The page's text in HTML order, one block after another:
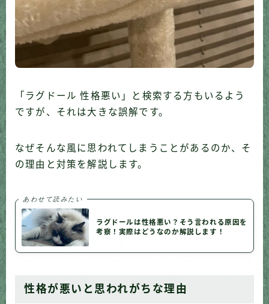
「ラグドール 性格悪い」と検索する方もいるよう
ですが、それは大きな誤解です。
なぜそんな風に思われてしまうことがあるのか、そ
の理由と対策を解説します。
あわせて読みたい
ラグドールは性格悪い？そう言われる原因を
考察！実際はどうなのか解説します！
性格が悪いと思われがちな理由